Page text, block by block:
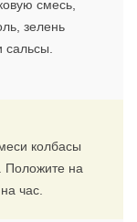
смесь,
зелень
сальсы.
колбасы
Положите на
час.